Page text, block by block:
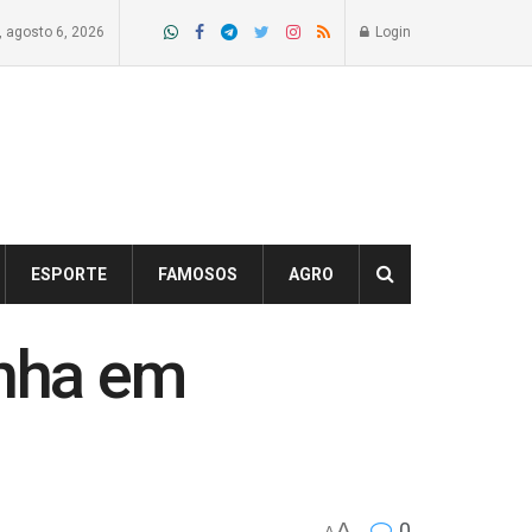
agosto 6, 2026 Login
ESPORTE FAMOSOS AGRO
em